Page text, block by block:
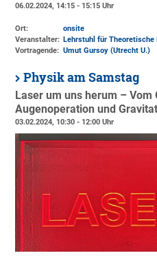
06.02.2024, 14:15 - 15:15 Uhr
Ort:
onsite
Veranstalter: Lehrstuhl für Theoretische
Vortragende: Umut Gursoy (Utrecht U.)
Physik am Samstag
Laser um uns herum –
Augenoperation und
03.02.2024, 10:30 - 12:00 Uhr